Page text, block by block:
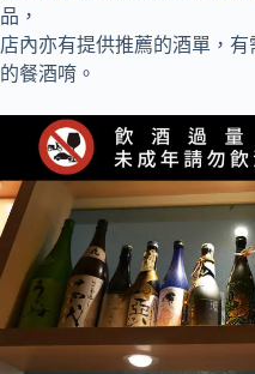
品，
店內亦有提供推薦的酒單，
的餐酒唷。